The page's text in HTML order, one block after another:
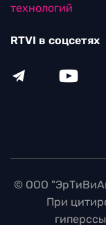
технологий
RTVI в соцсетях
© ООО
При